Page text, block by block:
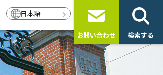
日本語
お問い合わせ 検索する